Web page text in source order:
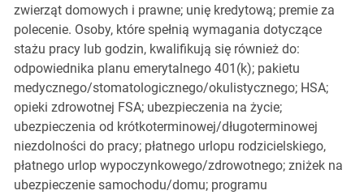
zwierząt domowych i prawne; unię kredytową; premie za
polecenie. Osoby, które spełnią wymagania dotyczące
stażu pracy lub godzin, kwalifikują się również do:
odpowiednika planu emerytalnego 401(k); pakietu
medycznego/stomatologicznego/okulistycznego; HSA;
opieki zdrowotnej FSA; ubezpieczenia na życie;
ubezpieczenia od krótkoterminowej/długoterminowej
niezdolności do pracy; płatnego urlopu rodzicielskiego,
płatnego urlop wypoczynkowego/zdrowotnego; zniżek na
ubezpieczenie samochodu/domu; programu